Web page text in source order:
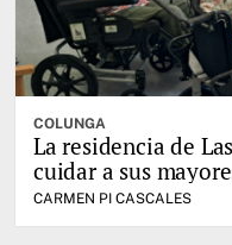
COLUNGA
La residencia de
cuidar a sus
CARMEN PI CASCALES